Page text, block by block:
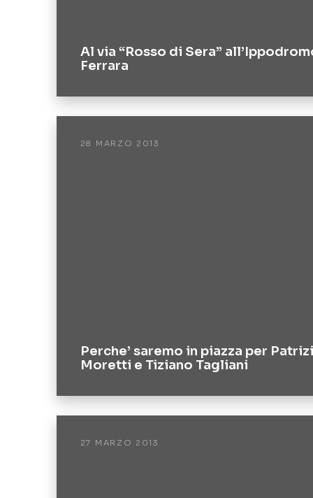
Al via “Rosso di Sera”
Ferrara
28 MARZO 2013
Perche’ saremo in piazza per
Moretti e Tiziano Tagliani
27 MARZO 2013